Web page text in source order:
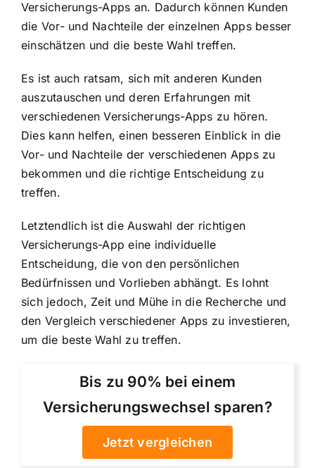
Versicherungs-Apps an. Dadurch können Kunden
die Vor- und Nachteile der einzelnen Apps besser
einschätzen und die beste Wahl treffen.
Es ist auch ratsam, sich mit anderen Kunden
auszutauschen und deren Erfahrungen mit
verschiedenen Versicherungs-Apps zu hören.
Dies kann helfen, einen besseren Einblick in die
Vor- und Nachteile der verschiedenen Apps zu
bekommen und die richtige Entscheidung zu
treffen.
Letztendlich ist die Auswahl der richtigen
Versicherungs-App eine individuelle
Entscheidung, die von den persönlichen
Bedürfnissen und Vorlieben abhängt. Es lohnt
sich jedoch, Zeit und Mühe in die Recherche und
den Vergleich verschiedener Apps zu investieren,
um die beste Wahl zu treffen.
Bis zu 90% bei einem
Versicherungswechsel sparen?
Jetzt vergleichen